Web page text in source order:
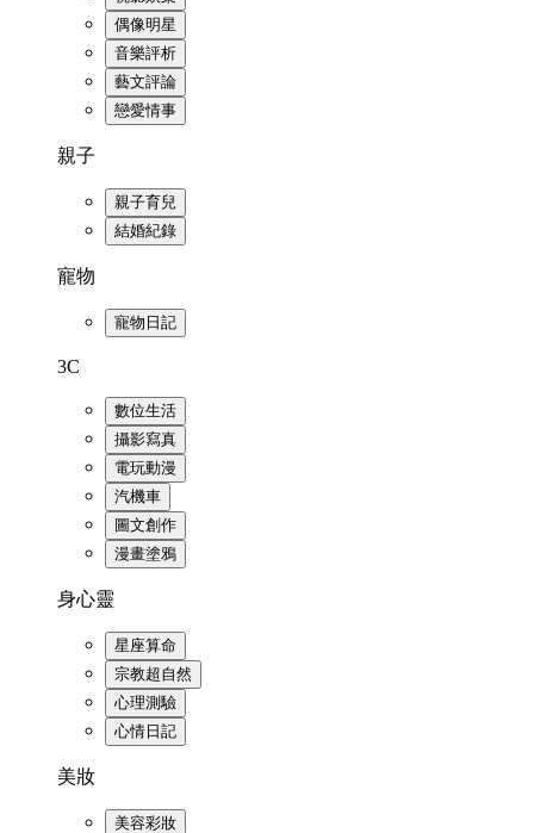
偶像明星
音樂評析
藝文評論
戀愛情事
親子
親子育兒
結婚紀錄
寵物
寵物日記
3C
數位生活
攝影寫真
電玩動漫
汽機車
圖文創作
漫畫塗鴉
身心靈
星座算命
宗教超自然
心理測驗
心情日記
美妝
美容彩妝